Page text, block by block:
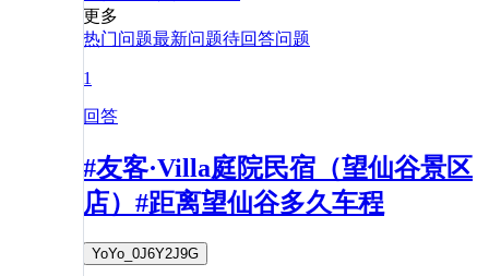
更多
热门问题最新问题待回答问题
1
回答
#友客·Villa庭院民宿（望仙谷景区
店）#距离望仙谷多久车程
YoYo_0J6Y2J9G